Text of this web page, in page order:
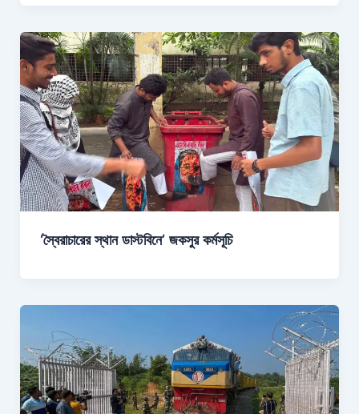
‘স্বৈরাচারের স্থান ডাস্টবিনে’ জকসুর কর্মসূচি